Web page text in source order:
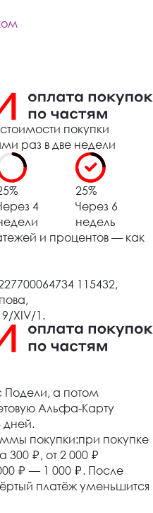
покупки
раз в две недели
4
25%
Через 6
недель
и процентов — как
115432,
XIV/1.
Подели, а потом
Альфа-Карту
дней.
покупки:при покупке
300 ₽ , от 2 000 ₽
₽ — 1 000 ₽. После
платёж уменьшится